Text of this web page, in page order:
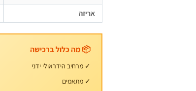
אריזה
📦 מה כלול ברכישה
✓ מרחיב הידראולי ידני
✓ מתאמים